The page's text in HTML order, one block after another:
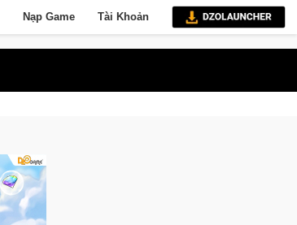
Nạp Game Tài Khoản